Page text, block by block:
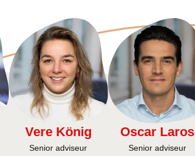
Vere König
Senior adviseur
Oscar Laros
Senior adviseur